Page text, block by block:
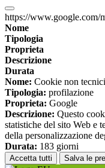
https://www.google.com/
Nome
Tipologia
Proprieta
Descrizione
Durata
Nome: Cookie non
Tipologia: profilazione
Proprieta: Google
Descrizione: Questo
statistiche del sito Web e
della personalizzazione
Durata: 183 giorni
Accetta tutti Salva le